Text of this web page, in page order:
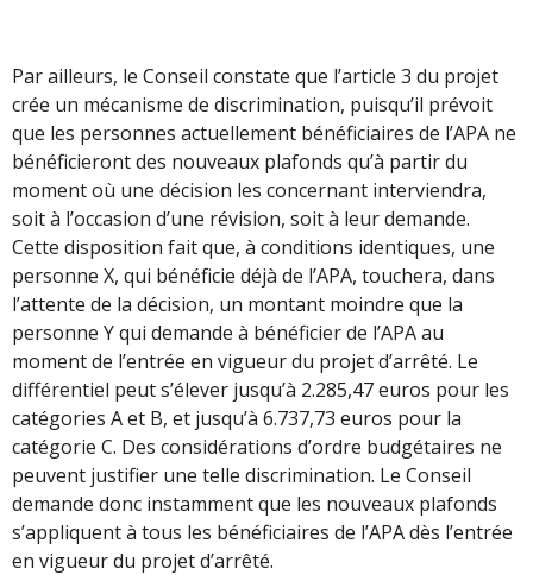
Par ailleurs, le Conseil constate que l’article 3 du projet
crée un mécanisme de discrimination, puisqu’il prévoit
que les personnes actuellement bénéficiaires de l’APA ne
bénéficieront des nouveaux plafonds qu’à partir du
moment où une décision les concernant interviendra,
soit à l’occasion d’une révision, soit à leur demande.
Cette disposition fait que, à conditions identiques, une
personne X, qui bénéficie déjà de l’APA, touchera, dans
l’attente de la décision, un montant moindre que la
personne Y qui demande à bénéficier de l’APA au
moment de l’entrée en vigueur du projet d’arrêté. Le
différentiel peut s’élever jusqu’à 2.285,47 euros pour les
catégories A et B, et jusqu’à 6.737,73 euros pour la
catégorie C. Des considérations d’ordre budgétaires ne
peuvent justifier une telle discrimination. Le Conseil
demande donc instamment que les nouveaux plafonds
s’appliquent à tous les bénéficiaires de l’APA dès l’entrée
en vigueur du projet d’arrêté.